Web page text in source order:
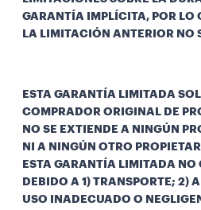
GARANTÍA IMPLÍCITA, POR LO
LA LIMITACIÓN ANTERIOR NO
ESTA GARANTÍA LIMITADA
COMPRADOR ORIGINAL DE
NO SE EXTIENDE A NINGÚN
NI A NINGÚN OTRO
ESTA GARANTÍA LIMITADA NO
DEBIDO A 1) TRANSPORTE; 2)
USO INADECUADO O